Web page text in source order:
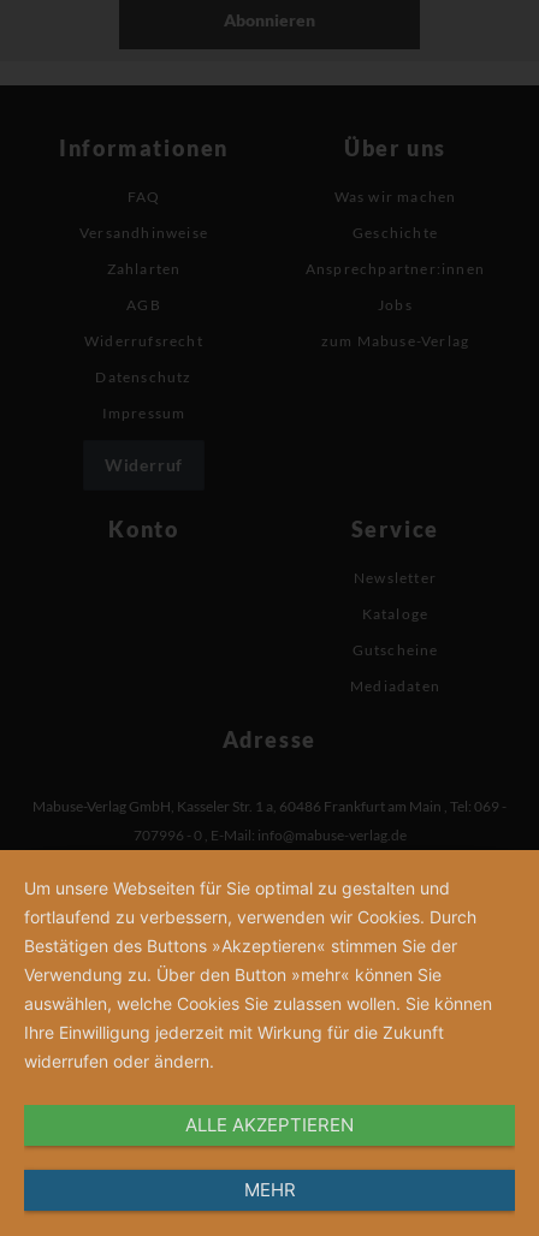
Abonnieren
Informationen
FAQ
Versandhinweise
Zahlarten
AGB
Widerrufsrecht
Datenschutz
Impressum
Widerruf
Über uns
Was wir machen
Geschichte
Ansprechpartner:innen
Jobs
zum Mabuse-Verlag
Konto Service
Newsletter
Kataloge
Gutscheine
Mediadaten
Adresse
Mabuse-Verlag GmbH, Kasseler Str. 1 a, 60486 Frankfurt am Main , Tel: 069 -
707996 - 0 , E-Mail: info@mabuse-verlag.de
Um unsere Webseiten für Sie optimal zu gestalten und
fortlaufend zu verbessern, verwenden wir Cookies. Durch
Bestätigen des Buttons »Akzeptieren« stimmen Sie der
Verwendung zu. Über den Button »mehr« können Sie
auswählen, welche Cookies Sie zulassen wollen. Sie können
Ihre Einwilligung jederzeit mit Wirkung für die Zukunft
widerrufen oder ändern.
ALLE AKZEPTIEREN
MEHR